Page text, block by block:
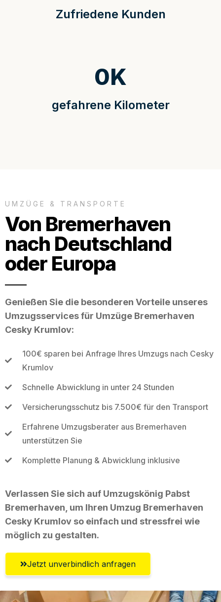
Zufriedene Kunden
gefahrene Kilometer
0K
UMZÜGE & TRANSPORTE
Von Bremerhaven
nach Deutschland
oder Europa
Genießen Sie die besonderen Vorteile unseres
Umzugsservices für Umzüge Bremerhaven
Cesky Krumlov:
100€ sparen bei Anfrage Ihres Umzugs nach Cesky
Krumlov
Schnelle Abwicklung in unter 24 Stunden
Versicherungsschutz bis 7.500€ für den Transport
Erfahrene Umzugsberater aus Bremerhaven
unterstützen Sie
Komplette Planung & Abwicklung inklusive
Verlassen Sie sich auf Umzugskönig Pabst
Bremerhaven, um Ihren Umzug Bremerhaven
Cesky Krumlov so einfach und stressfrei wie
möglich zu gestalten.
Jetzt unverbindlich anfragen